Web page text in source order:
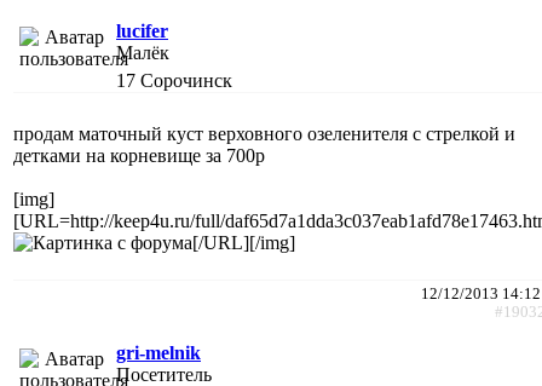
lucifer
Малёк
17 Сорочинск
продам маточный куст верховного озеленителя с стрелкой и
детками на корневище за 700р
[img]
[URL=http://keep4u.ru/full/
[/URL][/img]
12/12/2013
gri-melnik
Посетитель